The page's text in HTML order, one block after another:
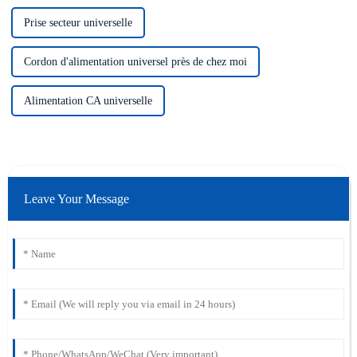
Prise secteur universelle
Cordon d'alimentation universel près de chez moi
Alimentation CA universelle
Leave Your Message